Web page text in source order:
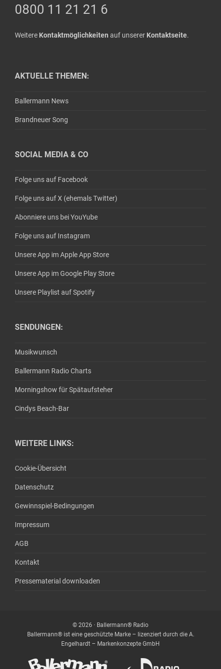
0800 11 21 21 6
Weitere Kontaktmöglichkeiten auf unserer Kontaktseite.
AKTUELLE THEMEN:
Ballermann News
Brandneuer Song
SOCIAL MEDIA & CO
Folge uns auf Facebook
Folge uns auf X (ehemals Twitter)
Abonniere uns bei YouYube
Folge uns auf Instagram
Unsere App im Apple App Store
Unsere App im Google Play Store
Unsere Playlist auf Spotify
SENDUNGEN:
Musikwunsch
Ballermann Radio Charts
Morningshow für Spätaufsteher
Cindys Beach-Bar
WEITERE LINKS:
Cookie-Übersicht
Datenschutz
Gewinnspiel-Bedingungen
Impressum
AGB
Kontakt
Pressematerial downloaden
© 2026 · Ballermann® Radio
Ballermann® ist eine geschützte Marke – lizenziert durch die A.
Engelhardt – Markenkonzepte GmbH